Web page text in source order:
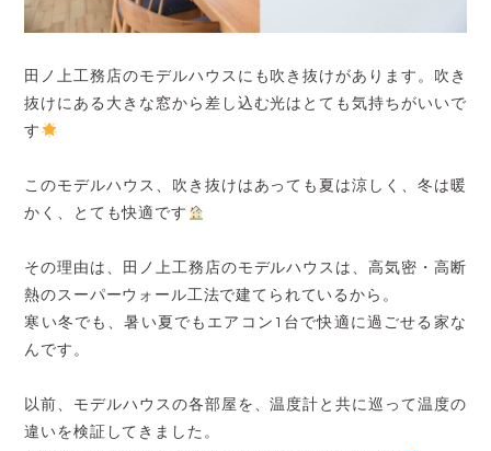
田ノ上工務店のモデルハウスにも吹き抜けがあります。吹き
抜けにある大きな窓から差し込む光はとても気持ちがいいで
す
このモデルハウス、吹き抜けはあっても夏は涼しく、冬は暖
かく、とても快適です
その理由は、田ノ上工務店のモデルハウスは、高気密・高断
熱のスーパーウォール工法で建てられているから。
寒い冬でも、暑い夏でもエアコン1台で快適に過ごせる家な
んです。
以前、モデルハウスの各部屋を、温度計と共に巡って温度の
違いを検証してきました。